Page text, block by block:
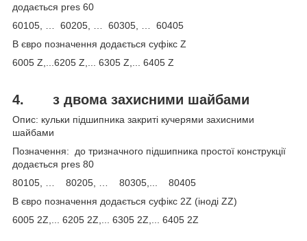
додається pres 60
60105, … 60205, … 60305, … 60405
В євро позначення додається суфікс Z
6005 Z,...6205 Z,... 6305 Z,... 6405 Z
4. з двома захисними шайбами
Опис: кульки підшипника закриті кучерями захисними
шайбами
Позначення: до тризначного підшипника простої конструкції
додається pres 80
80105, … 80205, … 80305,... 80405
В євро позначення додається суфікс 2Z (іноді ZZ)
6005 2Z,... 6205 2Z,... 6305 2Z,... 6405 2Z